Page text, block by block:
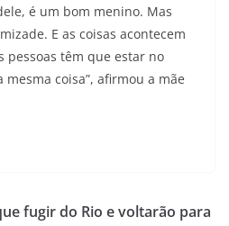
é um bom menino. Mas
E as coisas acontecem
pessoas têm que estar no
coisa”, afirmou a mãe
fugir do Rio e voltarão para